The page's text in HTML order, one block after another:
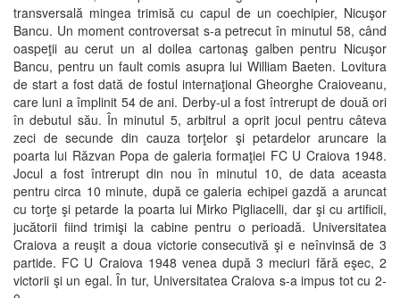
transversală mingea trimisă cu capul de un coechipier, Nicuşor
Bancu. Un moment controversat s-a petrecut în minutul 58, când
oaspeţii au cerut un al doilea cartonaş galben pentru Nicuşor
Bancu, pentru un fault comis asupra lui William Baeten. Lovitura
de start a fost dată de fostul internaţional Gheorghe Craioveanu,
care luni a împlinit 54 de ani. Derby-ul a fost întrerupt de două ori
în debutul său. În minutul 5, arbitrul a oprit jocul pentru câteva
zeci de secunde din cauza torţelor şi petardelor aruncare la
poarta lui Răzvan Popa de galeria formaţiei FC U Craiova 1948.
Jocul a fost întrerupt din nou în minutul 10, de data aceasta
pentru circa 10 minute, după ce galeria echipei gazdă a aruncat
cu torţe şi petarde la poarta lui Mirko Pigliacelli, dar şi cu artificii,
jucătorii fiind trimişi la cabine pentru o perioadă. Universitatea
Craiova a reuşit a doua victorie consecutivă şi e neînvinsă de 3
partide. FC U Craiova 1948 venea după 3 meciuri fără eşec, 2
victorii şi un egal. În tur, Universitatea Craiova s-a impus tot cu 2-